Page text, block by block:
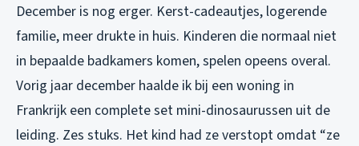
December is nog erger. Kerst-cadeautjes, logerende
familie, meer drukte in huis. Kinderen die normaal niet
in bepaalde badkamers komen, spelen opeens overal.
Vorig jaar december haalde ik bij een woning in
Frankrijk een complete set mini-dinosaurussen uit de
leiding. Zes stuks. Het kind had ze verstopt omdat “ze